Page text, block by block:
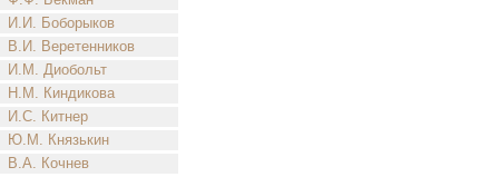
И.И. Боборыков
В.И. Веретенников
И.М. Диобольт
Н.М. Киндикова
И.С. Китнер
Ю.М. Князькин
В.А. Кочнев